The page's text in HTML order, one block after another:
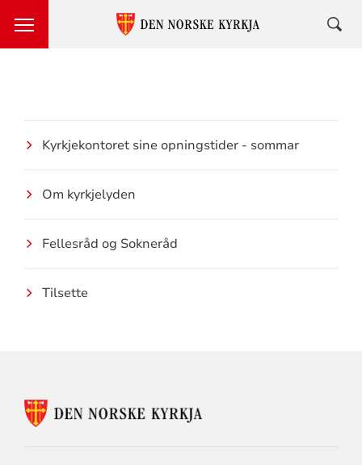
Kyrkjekontoret sine opningstider - sommar
Om kyrkjelyden
Fellesråd og Sokneråd
Tilsette
FOR